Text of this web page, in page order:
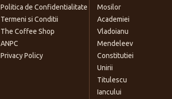
Politica de Confidentialitate
Termeni si Conditii
The Coffee Shop
ANPC
Privacy Policy
Mosilor
Academiei
Vladoianu
Mendeleev
Constitutiei
Unirii
Titulescu
Iancului